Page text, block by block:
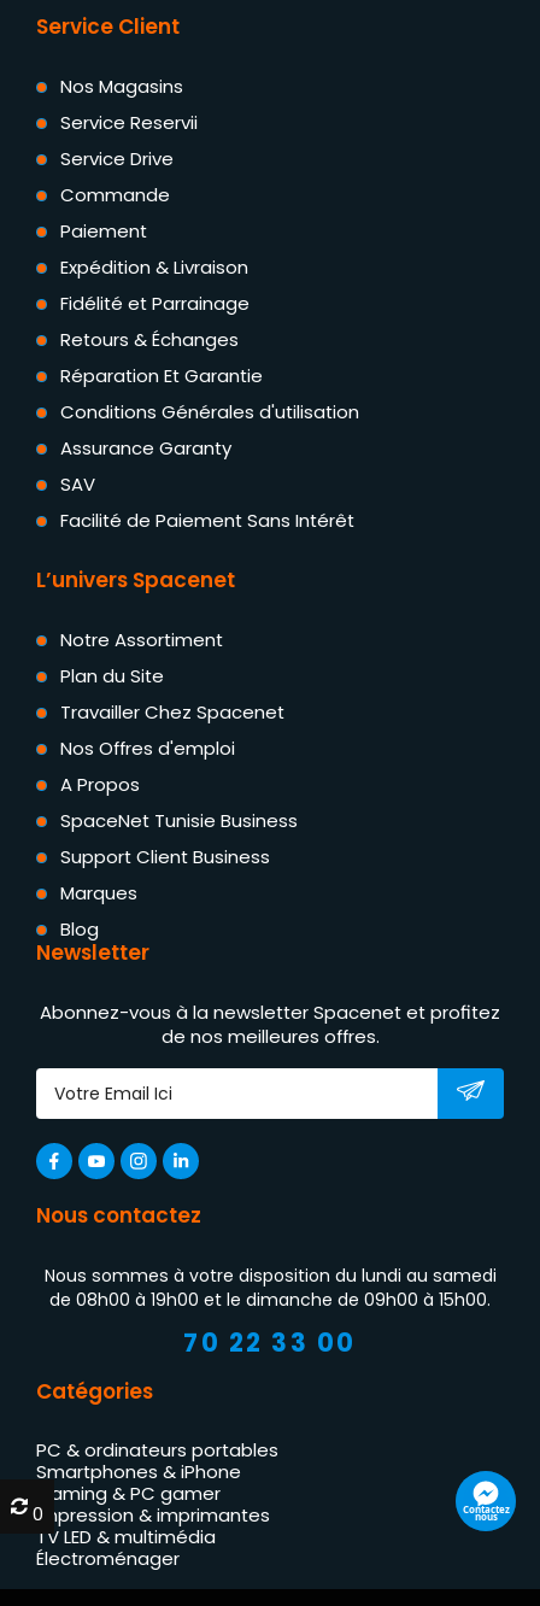
Service Client
Nos Magasins
Service Reservii
Service Drive
Commande
Paiement
Expédition & Livraison
Fidélité et Parrainage
Retours & Échanges
Réparation Et Garantie
Conditions Générales d'utilisation
Assurance Garanty
SAV
Facilité de Paiement Sans Intérêt
L’univers Spacenet
Notre Assortiment
Plan du Site
Travailler Chez Spacenet
Nos Offres d'emploi
A Propos
SpaceNet Tunisie Business
Support Client Business
Marques
Blog
Newsletter
Abonnez-vous à la newsletter Spacenet et profitez
de nos meilleures offres.
Nous contactez
Nous sommes à votre disposition du lundi au samedi
de 08h00 à 19h00 et le dimanche de 09h00 à 15h00.
70 22 33 00
Catégories
PC & ordinateurs portables
Smartphones & iPhone
Gaming & PC gamer
Impression & imprimantes
TV LED & multimédia
Électroménager
Contactez
nous
0
0